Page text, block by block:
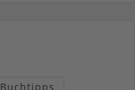
Buchtipps